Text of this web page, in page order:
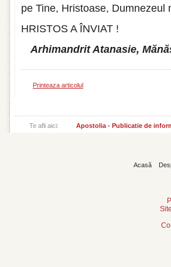
pe Tine, Hristoase,
HRISTOS A ÎNVIAT !
Arhimandrit Atanasie,
Printeaza articolul
Te afli aici: Apostolia - Publicatie de
Acasă